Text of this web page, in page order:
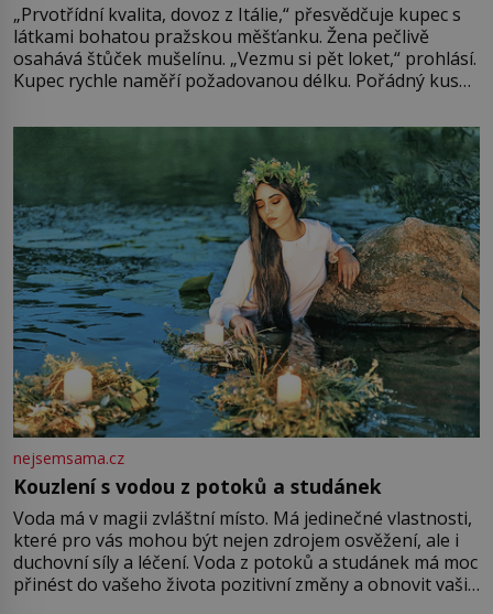
„Prvotřídní kvalita, dovoz z Itálie,“ přesvědčuje kupec s
látkami bohatou pražskou měšťanku. Žena pečlivě
osahává štůček mušelínu. „Vezmu si pět loket,“ prohlásí.
Kupec rychle naměří požadovanou délku. Pořádný kus
milostpaní. Stačí jenom na sukni,“ zhodnotí švadlena
množství růžového mušelínu. „Ošidili vás, podívejte.“
nejsemsama.cz
Kouzlení s vodou z potoků a studánek
Voda má v magii zvláštní místo. Má jedinečné vlastnosti,
které pro vás mohou být nejen zdrojem osvěžení, ale i
duchovní síly a léčení. Voda z potoků a studánek má moc
přinést do vašeho života pozitivní změny a obnovit vaši